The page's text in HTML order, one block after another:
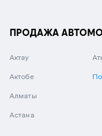
ПРОДАЖА
Актау
Актобе
Алматы
Астана